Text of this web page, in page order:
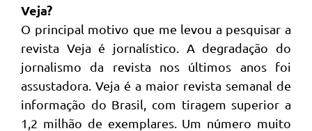
Veja?
O principal motivo que me levou a pesquisar a
revista Veja é jornalístico. A degradação do
jornalismo da revista nos últimos anos foi
assustadora. Veja é a maior revista semanal de
informação do Brasil, com tiragem superior a
1,2 milhão de exemplares. Um número muito